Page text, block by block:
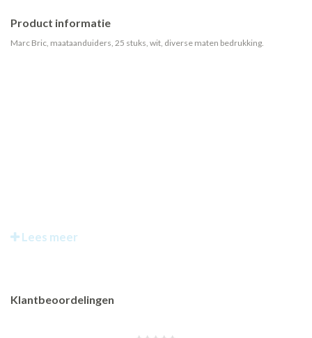
Product informatie
Marc Bric, maataanduiders, 25 stuks, wit, diverse maten bedrukking.
Lees meer
Klantbeoordelingen